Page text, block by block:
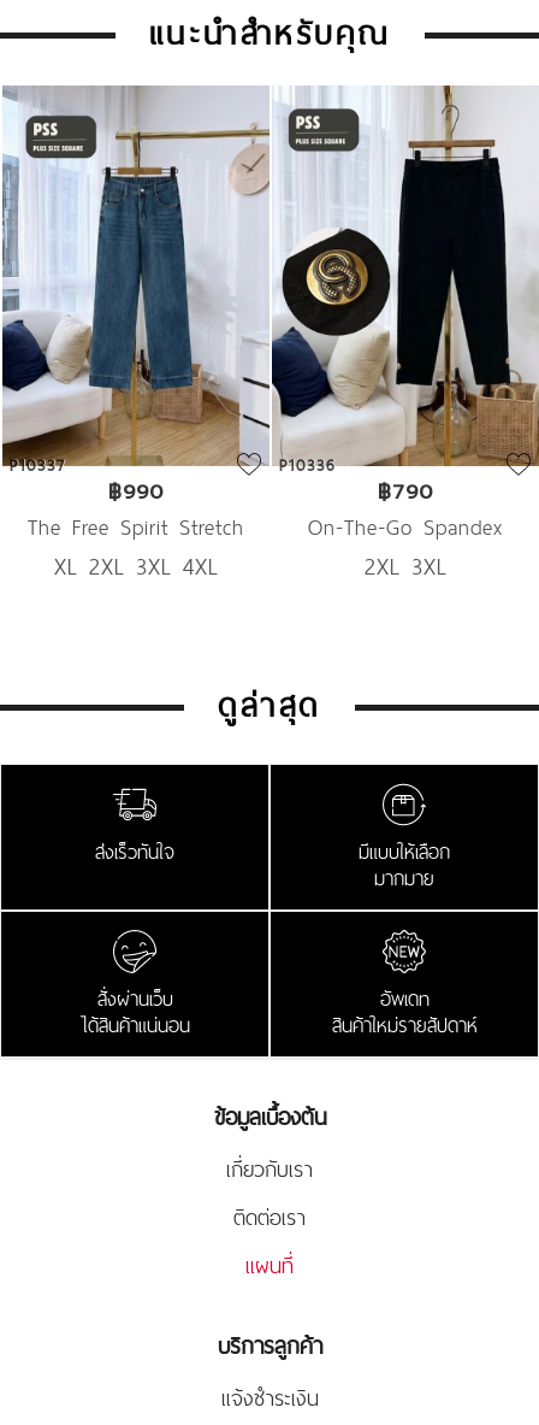
แนะนำสำหรับคุณ
P10337
฿990
The Free Spirit Stretch
Denim
XL 2XL 3XL 4XL
P10336
฿790
On-The-Go Spandex
Trousers
2XL 3XL
ดูล่าสุด
ส่งเร็วทันใจ มีแบบให้เลือก
มากมาย
สั่งผ่านเว็บ
ได้สินค้าแน่นอน
อัพเดท
สินค้าใหม่รายสัปดาห์
ข้อมูลเบื้องต้น
เกี่ยวกับเรา
ติดต่อเรา
แผนที่
บริการลูกค้า
แจ้งชำระเงิน